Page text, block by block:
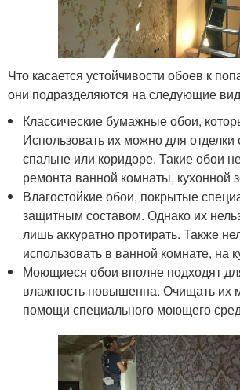
Что касается устойчивости обоев к
они подразделяются на следующие
Классические бумажные обои,
Использовать их можно для отделки
спальне или коридоре. Такие обои
ремонта ванной комнаты, кухонной
Влагостойкие обои, покрытые
защитным составом. Однако их
лишь аккуратно протирать. Также
использовать в ванной комнате, на
Моющиеся обои вполне подходят
влажность повышенна. Очищать их
помощи специального моющего